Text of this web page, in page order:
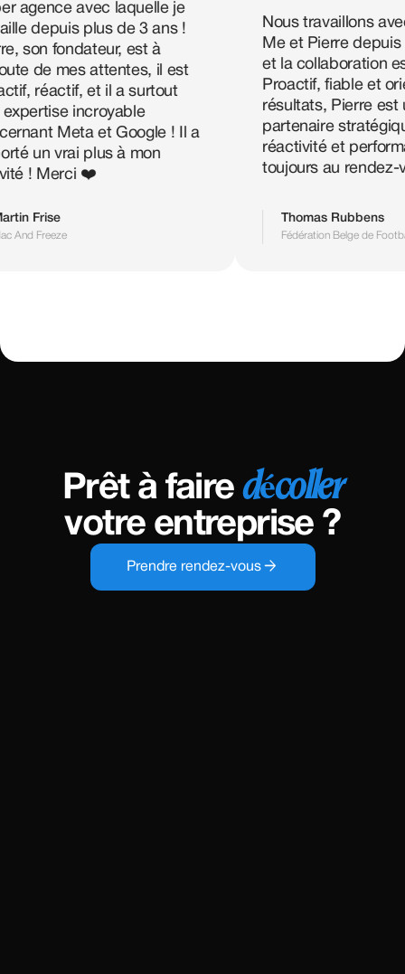
avec laquelle je
plus de 3 ans !
fondateur, est à
mes attentes, il est
et il a surtout
incroyable
Meta et Google ! Il a
vrai plus à mon
❤️
Nous travaillons avec
Me et Pierre depuis
et la collaboration est
Proactif, fiable et orienté
résultats, Pierre est un
partenaire stratégique.
réactivité et performance
toujours au rendez-vous.
Thomas Rubbens
Fédération Belge de Football
Prêt à faire décoller
votre entreprise ?
Prendre rendez-vousarrow_forward